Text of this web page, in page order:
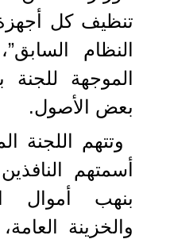
تنظيف كل
النظام
الموجهة للجنة
بعض الأصول.
وتتهم اللجنة
أسمتهم
بنهب أموال
والخزينة